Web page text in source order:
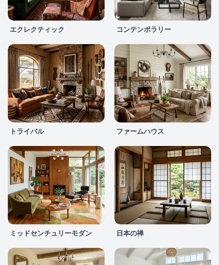
エクレクティック コンテンポラリー
トライバル ファームハウス
ミッドセンチュリーモダン 日本の禅